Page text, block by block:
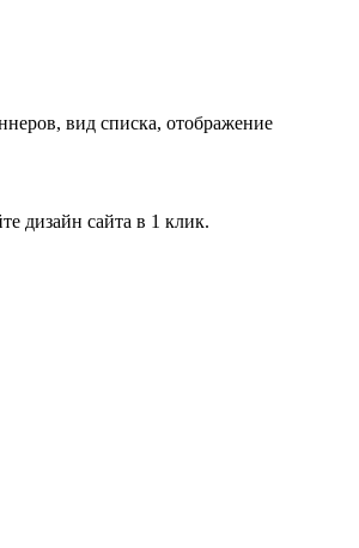
вид списка, отображение
дизайн сайта в 1 клик.